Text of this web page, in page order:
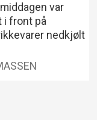
var
i front på
nedkjølt